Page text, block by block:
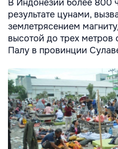
В Индонезии более 800
результате цунами,
землетрясением
высотой до трех
Палу в провинции